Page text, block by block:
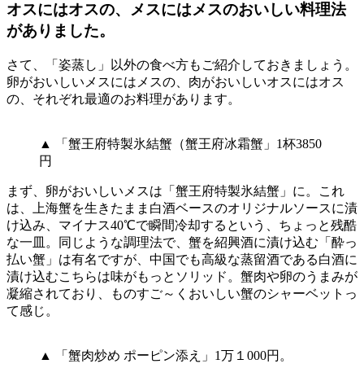
オスにはオスの、メスにはメスのおいしい料理法
がありました。
さて、「姿蒸し」以外の食べ方もご紹介しておきましょう。
卵がおいしいメスにはメスの、肉がおいしいオスにはオス
の、それぞれ最適のお料理があります。
▲ 「蟹王府特製氷結蟹（蟹王府冰霜蟹」1杯3850
円
まず、卵がおいしいメスは「蟹王府特製氷結蟹」に。これ
は、上海蟹を生きたまま白酒ベースのオリジナルソースに漬
け込み、マイナス40℃で瞬間冷却するという、ちょっと残酷
な一皿。同じような調理法で、蟹を紹興酒に漬け込む「酔っ
払い蟹」は有名ですが、中国でも高級な蒸留酒である白酒に
漬け込むこちらは味がもっとソリッド。蟹肉や卵のうまみが
凝縮されており、ものすご～くおいしい蟹のシャーベットっ
て感じ。
▲ 「蟹肉炒め ポーピン添え」1万１000円。